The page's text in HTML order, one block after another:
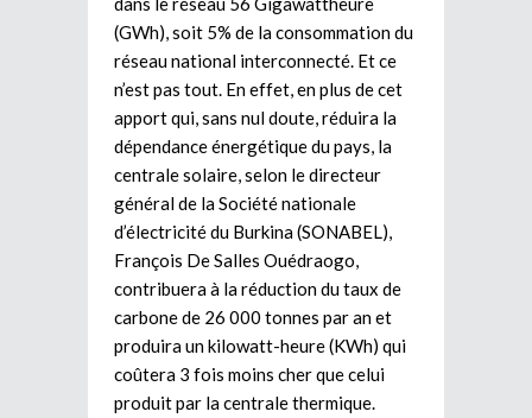
(GWh), soit 5% de la consommation du
réseau national interconnecté. Et ce
n’est pas tout. En effet, en plus de cet
apport qui, sans nul doute, réduira la
dépendance énergétique du pays, la
centrale solaire, selon le directeur
général de la Société nationale
d’électricité du Burkina (SONABEL),
François De Salles Ouédraogo,
contribuera à la réduction du taux de
carbone de 26 000 tonnes par an et
produira un kilowatt-heure (KWh) qui
coûtera 3 fois moins cher que celui
produit par la centrale thermique.